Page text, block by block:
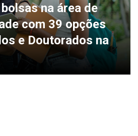
na área de
com 39 opções
e Doutorados na